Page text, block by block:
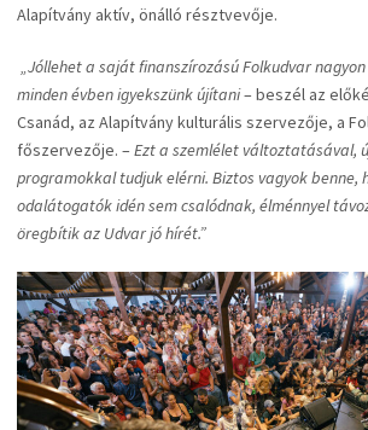
Alapítvány aktív, önálló résztvevője.
„Jóllehet a saját finanszírozású Folkudvar nagyon
minden évben igyekszünk újítani– beszél az
Csanád, az Alapítvány kulturális szervezője, a
főszervezője. – Ezt a szemlélet változtatásával,
programokkal tudjuk elérni. Biztos vagyok benne,
odalátogatók idén sem csalódnak, élménnyel
öregbítik az Udvar jó hírét.”